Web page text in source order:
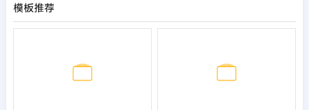
模板推荐